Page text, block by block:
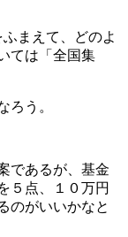
まえて、どのよ
ては「全国集
ろう。
であるが、基金
５点、１０万円
のがいいかなと